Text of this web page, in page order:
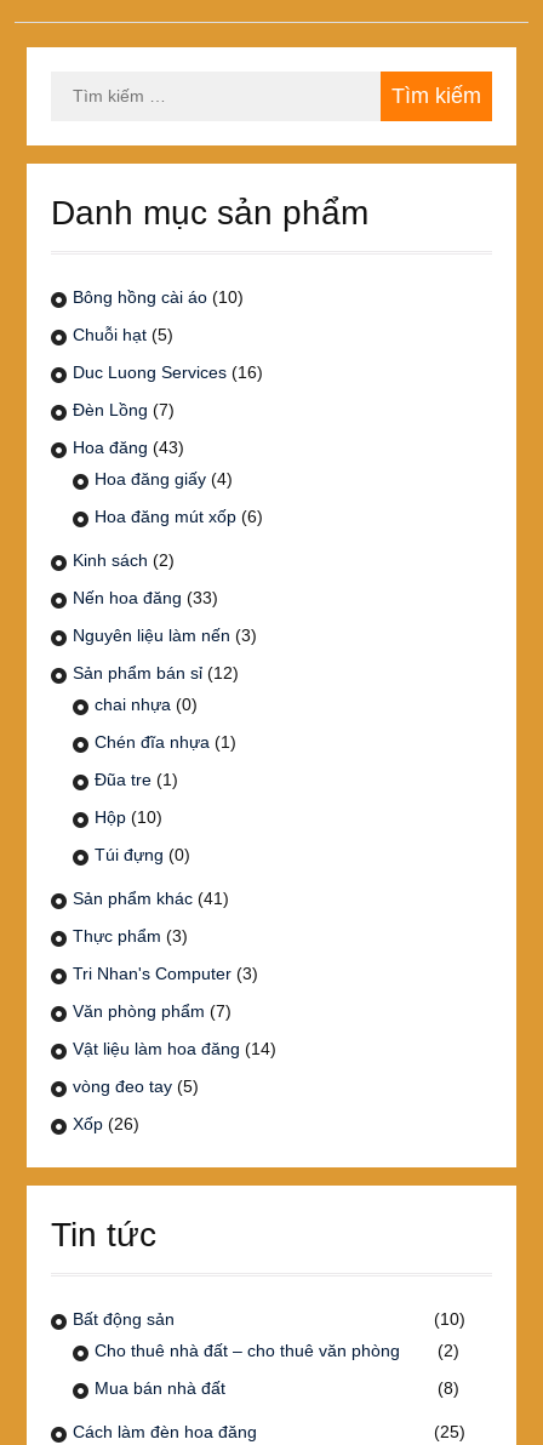
kiếm
Danh mục sản phẩm
Bông hồng cài áo (10)
Chuỗi hạt (5)
Duc Luong Services (16)
Đèn Lồng (7)
Hoa đăng (43)
Hoa đăng giấy (4)
Hoa đăng mút xốp (6)
Kinh sách (2)
Nến hoa đăng (33)
Nguyên liệu làm nến (3)
Sản phẩm bán sỉ (12)
chai nhựa (0)
Chén đĩa nhựa (1)
Đũa tre (1)
Hộp (10)
Túi đựng (0)
Sản phẩm khác (41)
Thực phẩm (3)
Tri Nhan's Computer (3)
Văn phòng phẩm (7)
Vật liệu làm hoa đăng (14)
vòng đeo tay (5)
Xốp (26)
Tin tức
Bất động sản
(10)
Cho thuê nhà đất – cho thuê văn phòng
(2)
Mua bán nhà đất
(8)
Cách làm đèn hoa đăng (25)